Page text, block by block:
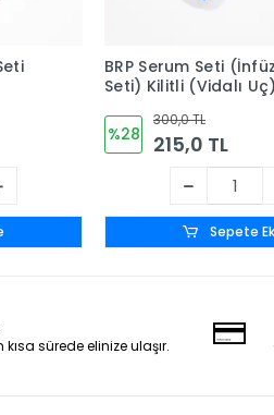
BRP Serum Seti
Seti) Kilitli (Vidalı
%28
300,0 TL
215,0 TL
Sepete
sürede elinize ulaşır.